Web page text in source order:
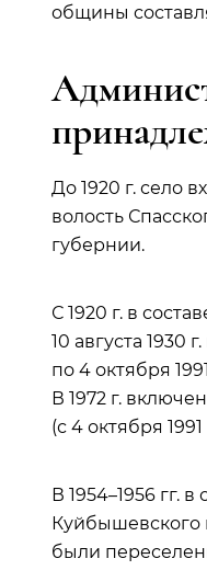
общины
До 1920 г. село
волость
губернии.
С 1920 г. в
10 августа 1930
по 4 октября
В 1972 г.
(с 4 октября
В 1954–1956 гг.
Куйбышевского
были